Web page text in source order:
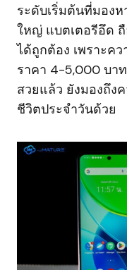
ระดับเริ่มต้นที่มอง
ใหญ่ แบตเตอรีอึด ถื
ได้ถูกต้อง เพราะค
ราคา 4-5,000 บา
สวยแล้ว ยังมองถึง
ชีวิตประจำวันด้วย